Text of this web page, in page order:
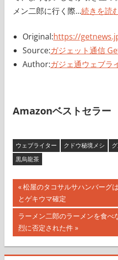
メン二郎に行く際...続きを読
Original:https://
Source:ガジェット通信
Author:ガジェ通ウェブラ
Amazonベストセラー
ウェブライター クドウ秘境メシ
黒烏龍茶
投
稿
ナ
ビ
前
の
記
事:
松屋のタコサルサハンバーグ
とゲキウマ確定
次
の
記
ラーメン二郎のラーメンを食べ
烈に否定された件